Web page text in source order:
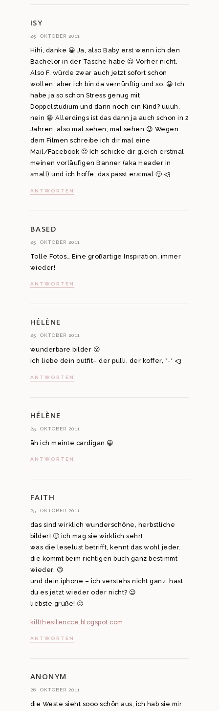
ISY
25. OKTOBER 2011
Hihi, danke 😀 Ja, also Baby erst wenn ich den
Bachelor in der Tasche habe 😉 Vorher nicht.
Also F. würde zwar auch jetzt sofort schon
wollen, aber ich bin da vernünftig und so. 😀 Ich
habe ja so schon Stress genug mit
Doppelstudium und dann noch ein Kind? uuuh,
nein 😀 Allerdings ist das dann ja auch schon in 2
Jahren, also mal sehen, mal sehen 😉 Wegen
dem Filmen schreibe ich dir mal eine
Mail/Facebook 🙂 Ich schicke dir gleich erstmal
meinen vorläufigen Banner (aka Header in
small) und ich hoffe, das passt erstmal 🙂 <3
ANTWORTEN
BASED
25. OKTOBER 2011
Tolle Fotos… Eine großartige Inspiration, immer
wieder!
ANTWORTEN
HÉLÈNE
25. OKTOBER 2011
wunderbare bilder 😮
ich liebe dein outfit– der pulli, der koffer, *-* <3
ANTWORTEN
HÉLÈNE
25. OKTOBER 2011
äh ich meinte cardigan 😀
ANTWORTEN
FAITH
25. OKTOBER 2011
das sind wirklich wunderschöne, herbstliche
bilder! 🙂 ich mag sie wirklich sehr!
was die leselust betrifft, kennt das wohl jeder.
die kommt beim richtigen buch ganz bestimmt
wieder. 😉
und dein iphone – ich verstehs nicht ganz. hast
du es jetzt wieder oder nicht? 😉
liebste grüße! 🙂
killthesilencce.blogspot.com
ANTWORTEN
ANONYM
26. OKTOBER 2011
die Weste sieht sooo schön aus, ich hab sie mir